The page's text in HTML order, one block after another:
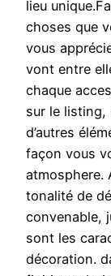
lieu
choses que
vous
vont entre
chaque
sur le listing,
d’autres
façon vous
atmosphere.
tonalité de
convenable,
sont les
décoration.